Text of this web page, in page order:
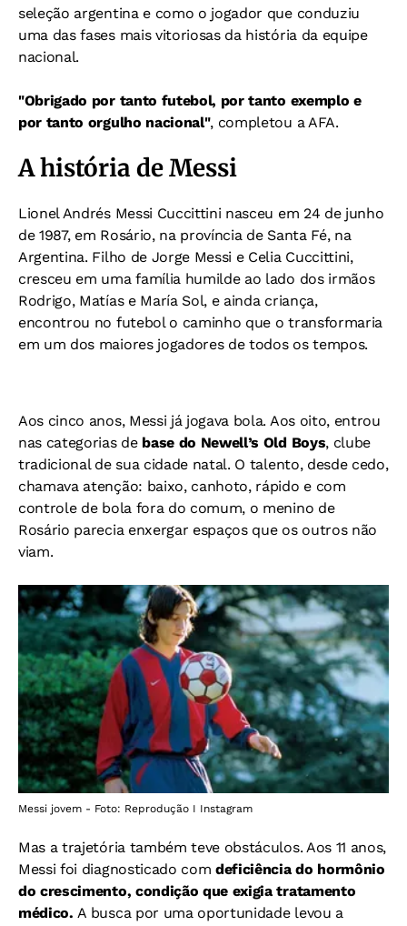
seleção argentina e como o jogador que conduziu
uma das fases mais vitoriosas da história da equipe
nacional.
"Obrigado por tanto futebol, por tanto exemplo e
por tanto orgulho nacional", completou a AFA.
A história de Messi
Lionel Andrés Messi Cuccittini nasceu em 24 de junho
de 1987, em Rosário, na província de Santa Fé, na
Argentina. Filho de Jorge Messi e Celia Cuccittini,
cresceu em uma família humilde ao lado dos irmãos
Rodrigo, Matías e María Sol, e ainda criança,
encontrou no futebol o caminho que o transformaria
em um dos maiores jogadores de todos os tempos.
Aos cinco anos, Messi já jogava bola. Aos oito, entrou
nas categorias debase do Newell’s Old Boys, clube
tradicional de sua cidade natal. O talento, desde cedo,
chamava atenção: baixo, canhoto, rápido e com
controle de bola fora do comum, o menino de
Rosário parecia enxergar espaços que os outros não
viam.
Messi jovem - Foto: Reprodução I Instagram
Mas a trajetória também teve obstáculos. Aos 11 anos,
Messi foi diagnosticado comdeficiência do hormônio
do crescimento, condição que exigia tratamento
médico.A busca por uma oportunidade levou a